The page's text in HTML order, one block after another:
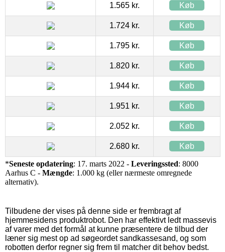
1.565 kr. Køb
1.724 kr. Køb
1.795 kr. Køb
1.820 kr. Køb
1.944 kr. Køb
1.951 kr. Køb
2.052 kr. Køb
2.680 kr. Køb
*Seneste opdatering: 17. marts 2022 - Leveringssted: 8000
Aarhus C - Mængde: 1.000 kg (eller nærmeste omregnede
alternativ).
Tilbudene der vises på denne side er frembragt af
hjemmesidens produktrobot. Den har effektivt ledt massevis
af varer med det formål at kunne præsentere de tilbud der
læner sig mest op ad søgeordet sandkassesand, og som
robotten derfor regner sig frem til matcher dit behov bedst.